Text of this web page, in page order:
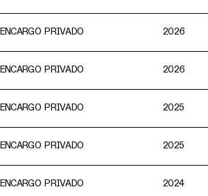
ENCARGO PRIVADO 2026
ENCARGO PRIVADO 2026
ENCARGO PRIVADO 2025
ENCARGO PRIVADO 2025
ENCARGO PRIVADO 2024